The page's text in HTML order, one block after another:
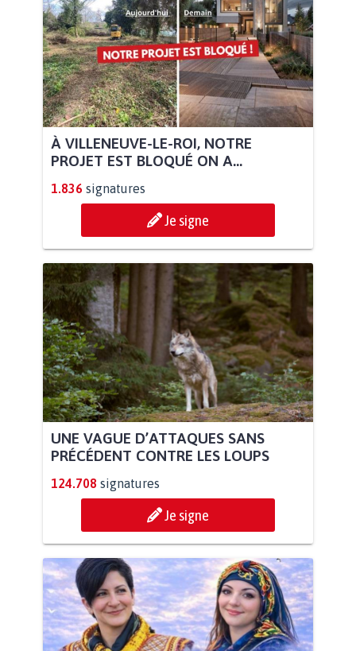
À VILLENEUVE-LE-ROI, NOTRE
PROJET EST BLOQUÉ ON A...
1.836 signatures
Je signe
UNE VAGUE D’ATTAQUES SANS
PRÉCÉDENT CONTRE LES LOUPS
124.708 signatures
Je signe